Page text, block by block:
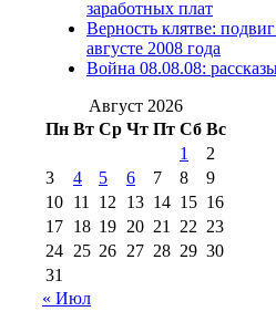
№98 8 августа 2013 г
августа 2012 г
2017 г(9)
2016 г(12) №99 8 июля
августа 2012 г(11)
августа 2013 г
(12)
заработных плат
Верность клятве:
августе 2008 года
Война 08.08.08:
Август 2026
Пн Вт Ср Чт Пт Сб Вс
1
2
3
4 5 6 7 8
9
10 11 12 13 14 15 16
17 18 19 20 21 22 23
24 25 26 27 28 29 30
31
« Июл